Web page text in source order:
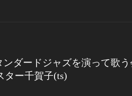
ダードジャズを演って歌う
ター千賀子(ts)